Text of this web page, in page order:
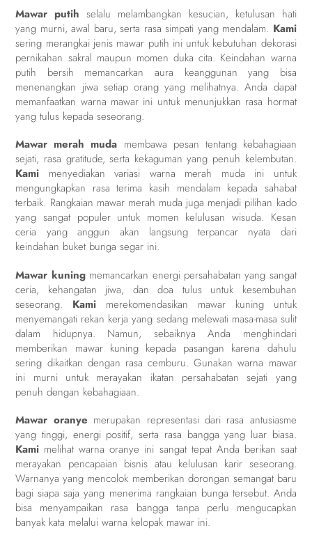
Mawar putih selalu melambangkan kesucian, ketulusan hati
yang murni, awal baru, serta rasa simpati yang mendalam. Kami
sering merangkai jenis mawar putih ini untuk kebutuhan dekorasi
pernikahan sakral maupun momen duka cita. Keindahan warna
putih bersih memancarkan aura keanggunan yang bisa
menenangkan jiwa setiap orang yang melihatnya. Anda dapat
memanfaatkan warna mawar ini untuk menunjukkan rasa hormat
yang tulus kepada seseorang.
Mawar merah muda membawa pesan tentang kebahagiaan
sejati, rasa gratitude, serta kekaguman yang penuh kelembutan.
Kami menyediakan variasi warna merah muda ini untuk
mengungkapkan rasa terima kasih mendalam kepada sahabat
terbaik. Rangkaian mawar merah muda juga menjadi pilihan kado
yang sangat populer untuk momen kelulusan wisuda. Kesan
ceria yang anggun akan langsung terpancar nyata dari
keindahan buket bunga segar ini.
Mawar kuningmemancarkan energi persahabatan yang sangat
ceria, kehangatan jiwa, dan doa tulus untuk kesembuhan
seseorang. Kami merekomendasikan mawar kuning untuk
menyemangati rekan kerja yang sedang melewati masa-masa sulit
dalam hidupnya. Namun, sebaiknya Anda menghindari
memberikan mawar kuning kepada pasangan karena dahulu
sering dikaitkan dengan rasa cemburu. Gunakan warna mawar
ini murni untuk merayakan ikatan persahabatan sejati yang
penuh dengan kebahagiaan.
Mawar oranye merupakan representasi dari rasa antusiasme
yang tinggi, energi positif, serta rasa bangga yang luar biasa.
Kami melihat warna oranye ini sangat tepat Anda berikan saat
merayakan pencapaian bisnis atau kelulusan karir seseorang.
Warnanya yang mencolok memberikan dorongan semangat baru
bagi siapa saja yang menerima rangkaian bunga tersebut. Anda
bisa menyampaikan rasa bangga tanpa perlu mengucapkan
banyak kata melalui warna kelopak mawar ini.